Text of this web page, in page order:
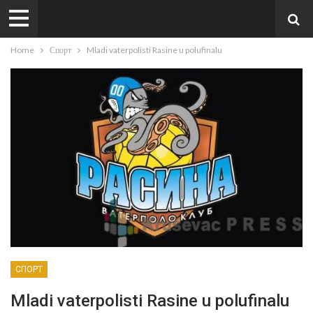
Home Спорт Mladi vaterpolisti Rasine u polufinalu
СПОРТ
Mladi vaterpolisti Rasine u polufinalu